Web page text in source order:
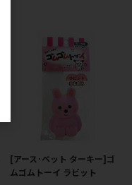
[アース･ペット ターキー]ゴ
ムゴムトーイ ラビット